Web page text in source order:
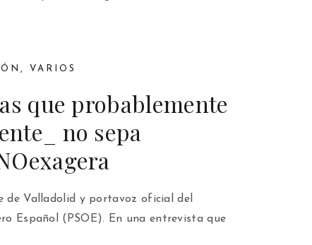
, VARIOS
que probablemente
no sepa
de Valladolid y portavoz oficial del
Español (PSOE). En una entrevista que